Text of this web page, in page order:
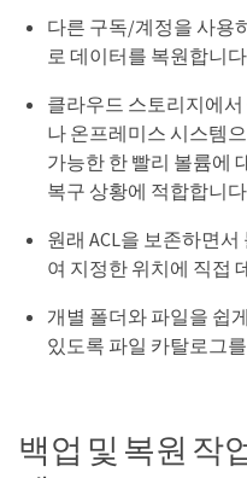
다른 구독/계정을 사용
로 데이터를 복원합니
클라우드 스토리지에서
나 온프레미스 시스템
가능한 한 빨리 볼륨에
복구 상황에 적합합니
원래 ACL을 보존하면
여 지정한 위치에 직접
개별 폴더와 파일을 쉽
있도록 파일 카탈로그
백업 및 복원 작